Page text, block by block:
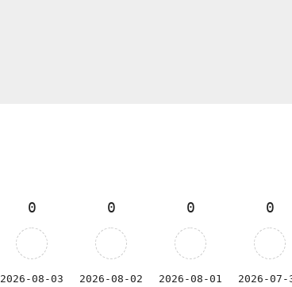
0
2026-08-03
0
2026-08-02
0
2026-08-01
0
2026-07-